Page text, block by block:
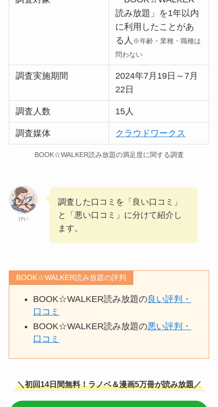
読み放題」を1年以内
に利用したことがあ
る人 ※年齢・業種・職種は
問わない
調査実施期間
2024年7月19日～7月
22日
調査人数 15人
調査媒体 クラウドワークス
BOOK☆WALKER読み放題の満足度に関する調査
けい
調査した口コミを「良い口コミ」
と「悪い口コミ」に分けて紹介し
ます。
BOOK☆WALKER読み放題の評判
BOOK☆WALKER読み放題の良い評判・
口コミ
BOOK☆WALKER読み放題の悪い評判・
口コミ
＼初回14日間無料！ラノベ＆漫画5万冊が読み放題／